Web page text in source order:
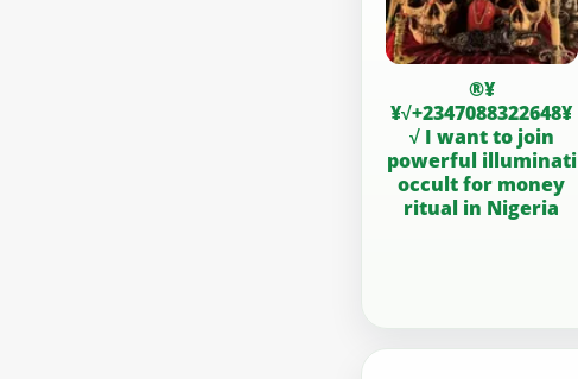
®¥
¥√+2347088322648¥
√ I want to join
powerful illuminati
occult for money
ritual in Nigeria